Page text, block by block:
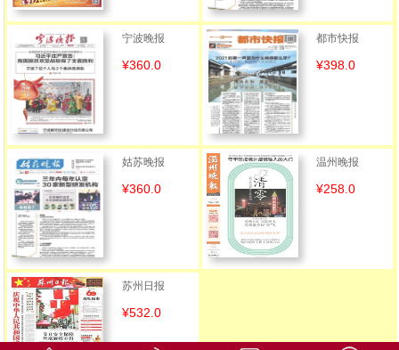
宁波晚报
¥360.0
都市快报
¥398.0
姑苏晚报
¥360.0
温州晚报
¥258.0
苏州日报
¥532.0